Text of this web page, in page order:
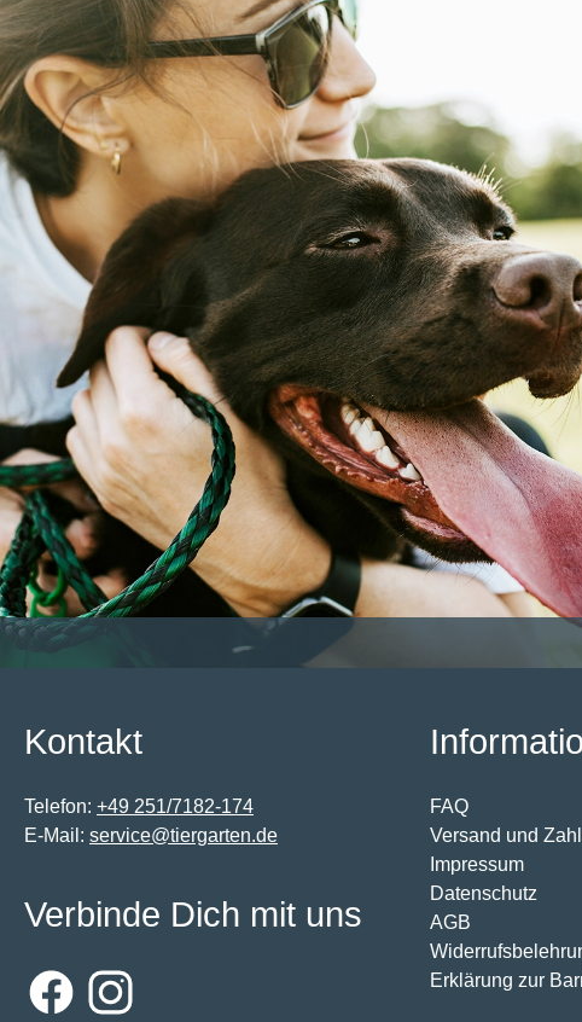
Kontakt
Telefon: +49 251/7182-174
E-Mail: service@tiergarten.de
FAQ
Versand und
Impressum
Datenschutz
AGB
Erklärung zur
Verbinde Dich mit uns
FacebookInstagram